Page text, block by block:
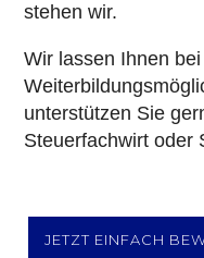
stehen wir.
Wir lassen Ihnen
unterstützen Sie
Steuerfachwirt oder
JETZT EINFACH